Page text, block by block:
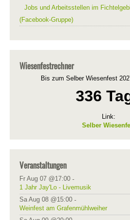
Jobs und Arbeitsstellen im
(Facebook-Gruppe)
Wiesenfestrechner
Bis zum Selber Wiesenfest
336
Link:
Selber
Veranstaltungen
Fr Aug 07 @17:00 -
1 Jahr Jay'Lo - Livemusik
Sa Aug 08 @15:00 -
Weinfest am Grafenmühlweiher